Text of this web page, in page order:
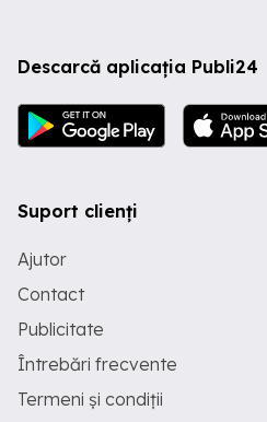
Descarcă aplicația Publi24
Suport clienți
Ajutor
Contact
Publicitate
Întrebări frecvente
Termeni și condiții